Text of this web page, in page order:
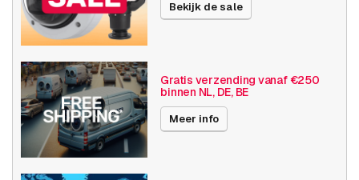
Multidirectioneel
AXIS P3735-PLE
AXIS P3737-PLE
AXIS P3738-PLE
Montagebeugels Pendant kit
Publicatiedatum
Kenmerken
Soort
Ondersteuning voor
Bekijk de sale
Gratis verzending vanaf €250
binnen NL, DE, BE
Meer info